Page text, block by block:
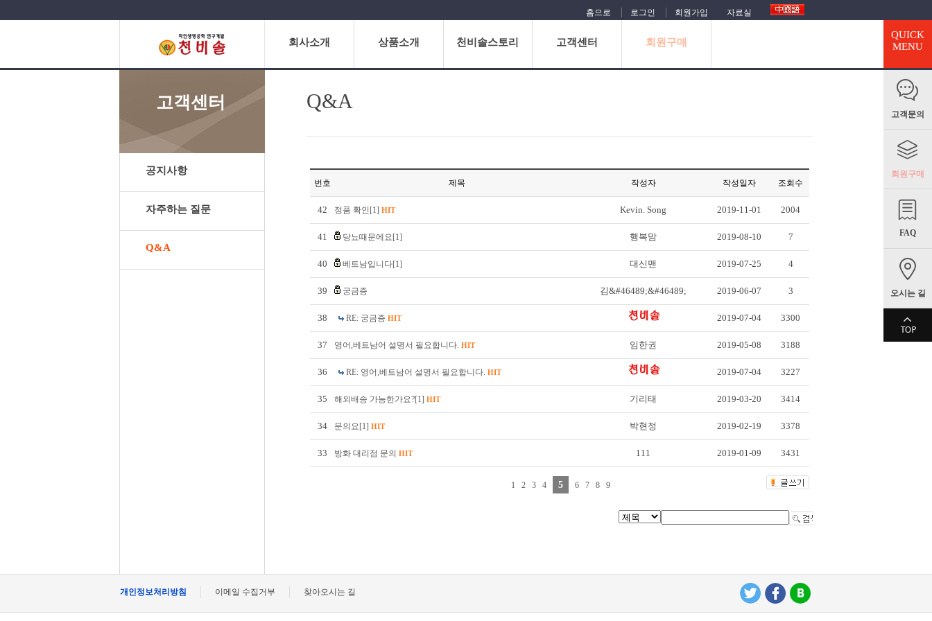
QUICK
MENU
고객문의
회원구매
FAQ
오시는 길
홈으로 로그인 회원가입 자료실
회사소개 상품소개 천비솔스토리 고객센터 회원구매
고객센터
공지사항
자주하는 질문
Q&A
Q&A
번호 제목 작성자 작성일자 조회수
42 정품 확인[1] HIT Kevin. Song 2019-11-01 2004
41 당뇨때문에요[1] 행복맘 2019-08-10 7
40 베트남입니다[1] 대신맨 2019-07-25 4
39 궁금증 김&#46489;&#46489; 2019-06-07 3
38 RE: 궁금증 HIT 2019-07-04 3300
37 영어,베트남어 설명서 필요합니다. HIT 임한권 2019-05-08 3188
36 RE: 영어,베트남어 설명서 필요합니다. HIT 2019-07-04 3227
35 해외배송 가능한가요?[1] HIT 기리태 2019-03-20 3414
34 문의요[1] HIT 박현정 2019-02-19 3378
33 방화 대리점 문의 HIT 111 2019-01-09 3431
1 2 3 4 5 6 7 8 9
개인정보처리방침 이메일 수집거부 찾아오시는 길